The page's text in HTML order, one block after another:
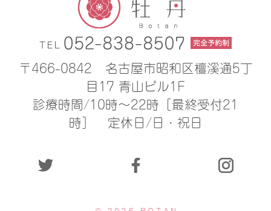
〒466-0842
名古屋市昭和区檀溪通5丁
目17 青山ビル1F
診療時間/10時〜22時［最終受付21
時］
定休日/日・祝日